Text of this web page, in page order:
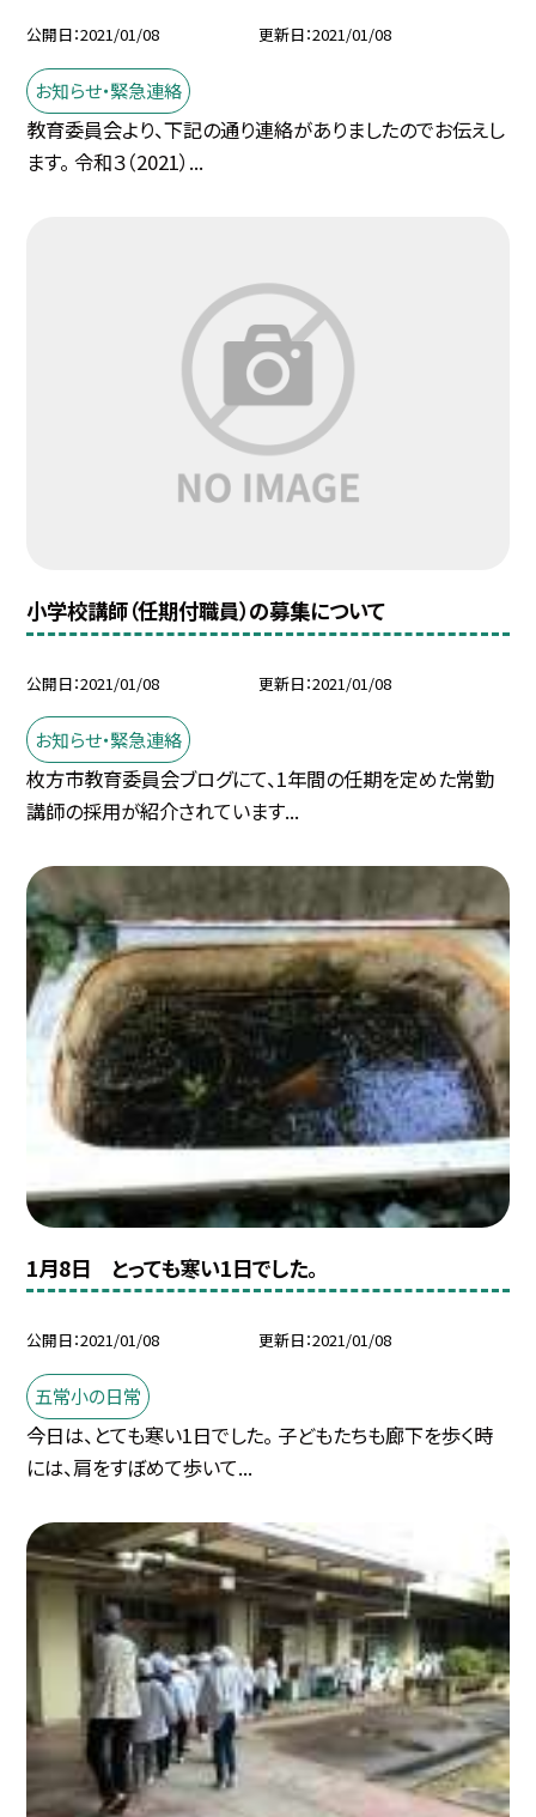
公開日 2021/01/08 更新日 2021/01/08
お知らせ・緊急連絡
教育委員会より、下記の通り連絡がありましたのでお伝えし
ます。 令和３（2021）...
小学校講師（任期付職員）の募集について
公開日 2021/01/08 更新日 2021/01/08
お知らせ・緊急連絡
枚方市教育委員会ブログにて、1年間の任期を定めた常勤
講師の採用が紹介されています...
1月8日 とっても寒い1日でした。
公開日 2021/01/08 更新日 2021/01/08
五常小の日常
今日は、とても寒い1日でした。 子どもたちも廊下を歩く時
には、肩をすぼめて歩いて...